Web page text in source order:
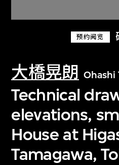
预约阅览
大橋晃朗 Ohashi
Technical
elevations,
House at
Tamagawa,